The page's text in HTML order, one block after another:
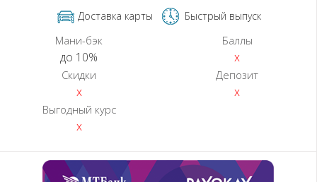
Доставка карты Быстрый выпуск
Мани-бэк
до 10%
Баллы
x
Скидки
x
Депозит
x
Выгодный курс
x